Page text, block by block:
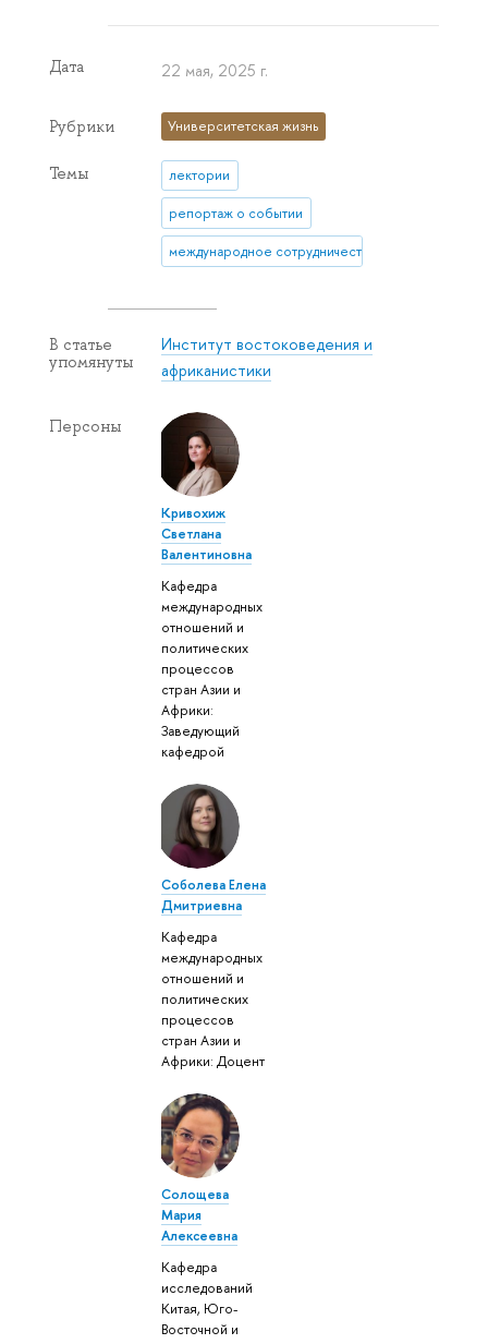
Дата 22 мая, 2025 г.
Рубрики Университетская жизнь
Темы лектории
репортаж о событии
международное сотрудничество
В статье
упомянуты
Институт востоковедения и
африканистики
Персоны
Кривохиж
Светлана
Валентиновна
Кафедра
международных
отношений и
политических
процессов
стран Азии и
Африки:
Заведующий
кафедрой
Соболева Елена
Дмитриевна
Кафедра
международных
отношений и
политических
процессов
стран Азии и
Африки: Доцент
Солощева
Мария
Алексеевна
Кафедра
исследований
Китая, Юго-
Восточной и